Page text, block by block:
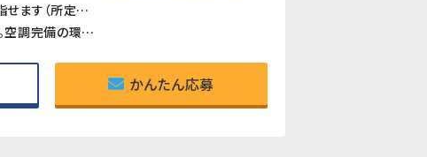
《時給1,500円・2交替で月収311,250円以上可》残業・深夜手当が加算され、月収311,250円以上を目指せます（所定21.25日・残業25h・深夜25hの場合）。
《食堂あり・お茶無料・全体空調完備》食堂（約400円・4種・11:30〜13:30）が利用できます。お茶も無料。空調完備の環境ですが、作業場によっては暑さを感じる場合があります。
かんたん応募